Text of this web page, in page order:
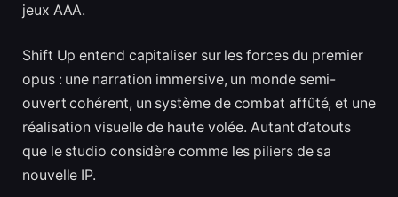
jeux AAA.
Shift Up entend capitaliser sur les forces du premier
opus : une narration immersive, un monde semi-
ouvert cohérent, un système de combat affûté, et une
réalisation visuelle de haute volée. Autant d’atouts
que le studio considère comme les piliers de sa
nouvelle IP.